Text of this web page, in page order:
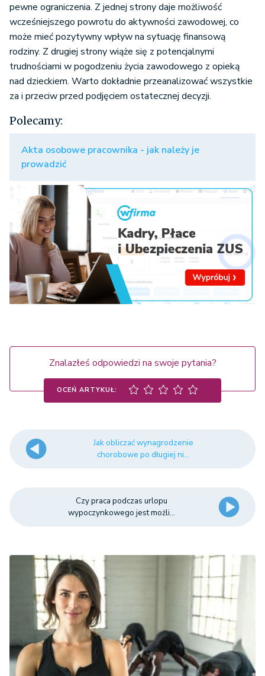
pewne ograniczenia. Z jednej strony daje możliwość
wcześniejszego powrotu do aktywności zawodowej, co
może mieć pozytywny wpływ na sytuację finansową
rodziny. Z drugiej strony wiąże się z potencjalnymi
trudnościami w pogodzeniu życia zawodowego z opieką
nad dzieckiem. Warto dokładnie przeanalizować wszystkie
za i przeciw przed podjęciem ostatecznej decyzji.
Polecamy:
Akta osobowe pracownika - jak należy je
prowadzić
Znalazłeś odpowiedzi na swoje pytania?
OCEŃ ARTYKUŁ:
Jak obliczać wynagrodzenie
chorobowe po długiej ni...
Czy praca podczas urlopu
wypoczynkowego jest możli...